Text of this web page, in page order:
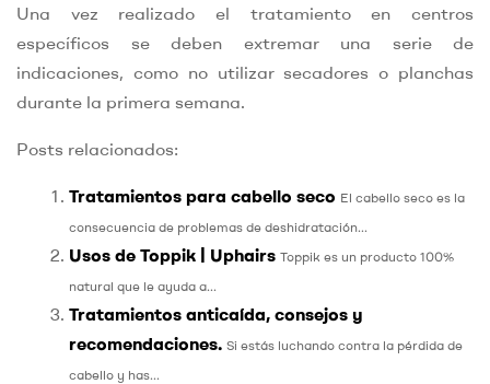
Una vez realizado el tratamiento en centros
específicos se deben extremar una serie de
indicaciones, como no utilizar secadores o planchas
durante la primera semana.
Posts relacionados:
Tratamientos para cabello seco El cabello seco es la
consecuencia de problemas de deshidratación...
Usos de Toppik | Uphairs Toppik es un producto 100%
natural que le ayuda a...
Tratamientos anticaída, consejos y
recomendaciones. Si estás luchando contra la pérdida de
cabello y has...